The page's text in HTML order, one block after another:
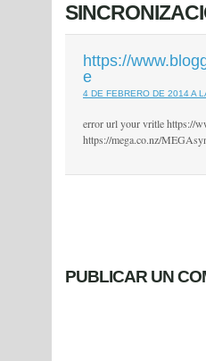
https://
e
4 DE FEBRERO DE 2014 A
error url your vritle https://
https://mega.co.nz/
PUBLICAR UN